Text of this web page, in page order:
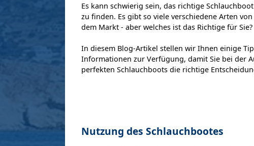
Es kann schwierig sein, das richtige
zu finden. Es gibt so viele verschiedene Arten
dem Markt - aber welches ist das Richtige für Sie?
In diesem Blog-Artikel stellen wir Ihnen einige
Informationen zur Verfügung, damit Sie bei der
perfekten Schlauchboots die richtige
Nutzung des Schlauchbootes